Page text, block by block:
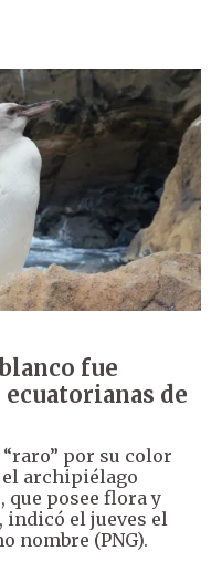
fue
de
por su color
el archipiélago
que posee flora y
indicó el jueves el
nombre (PNG).